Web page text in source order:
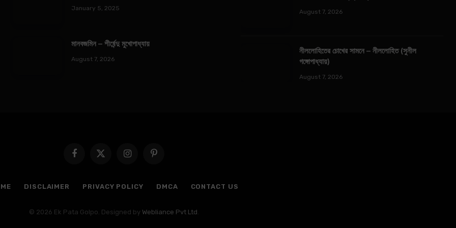
January 5, 2025
মানবজমিন – শীর্ষেন্দু মুখোপাধ্যায়
August 7, 2026
August 7, 2026
নীললোহিতের চোখের সামনে – নীললোহিত (সুনীল
গঙ্গোপাধ্যায়)
August 7, 2026
Facebook
X
InstagramPinterest
DISCLAIMER PRIVACY POLICY DMCA CONTACT US
© 2026 Ek Pata Golpo. Designed by Webliance Pvt Ltd.